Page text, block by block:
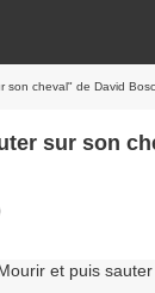
son cheval" de David Bosc
sur son